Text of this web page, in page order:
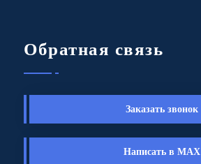
Обратная связь
Заказать звонок
Написать в MAX